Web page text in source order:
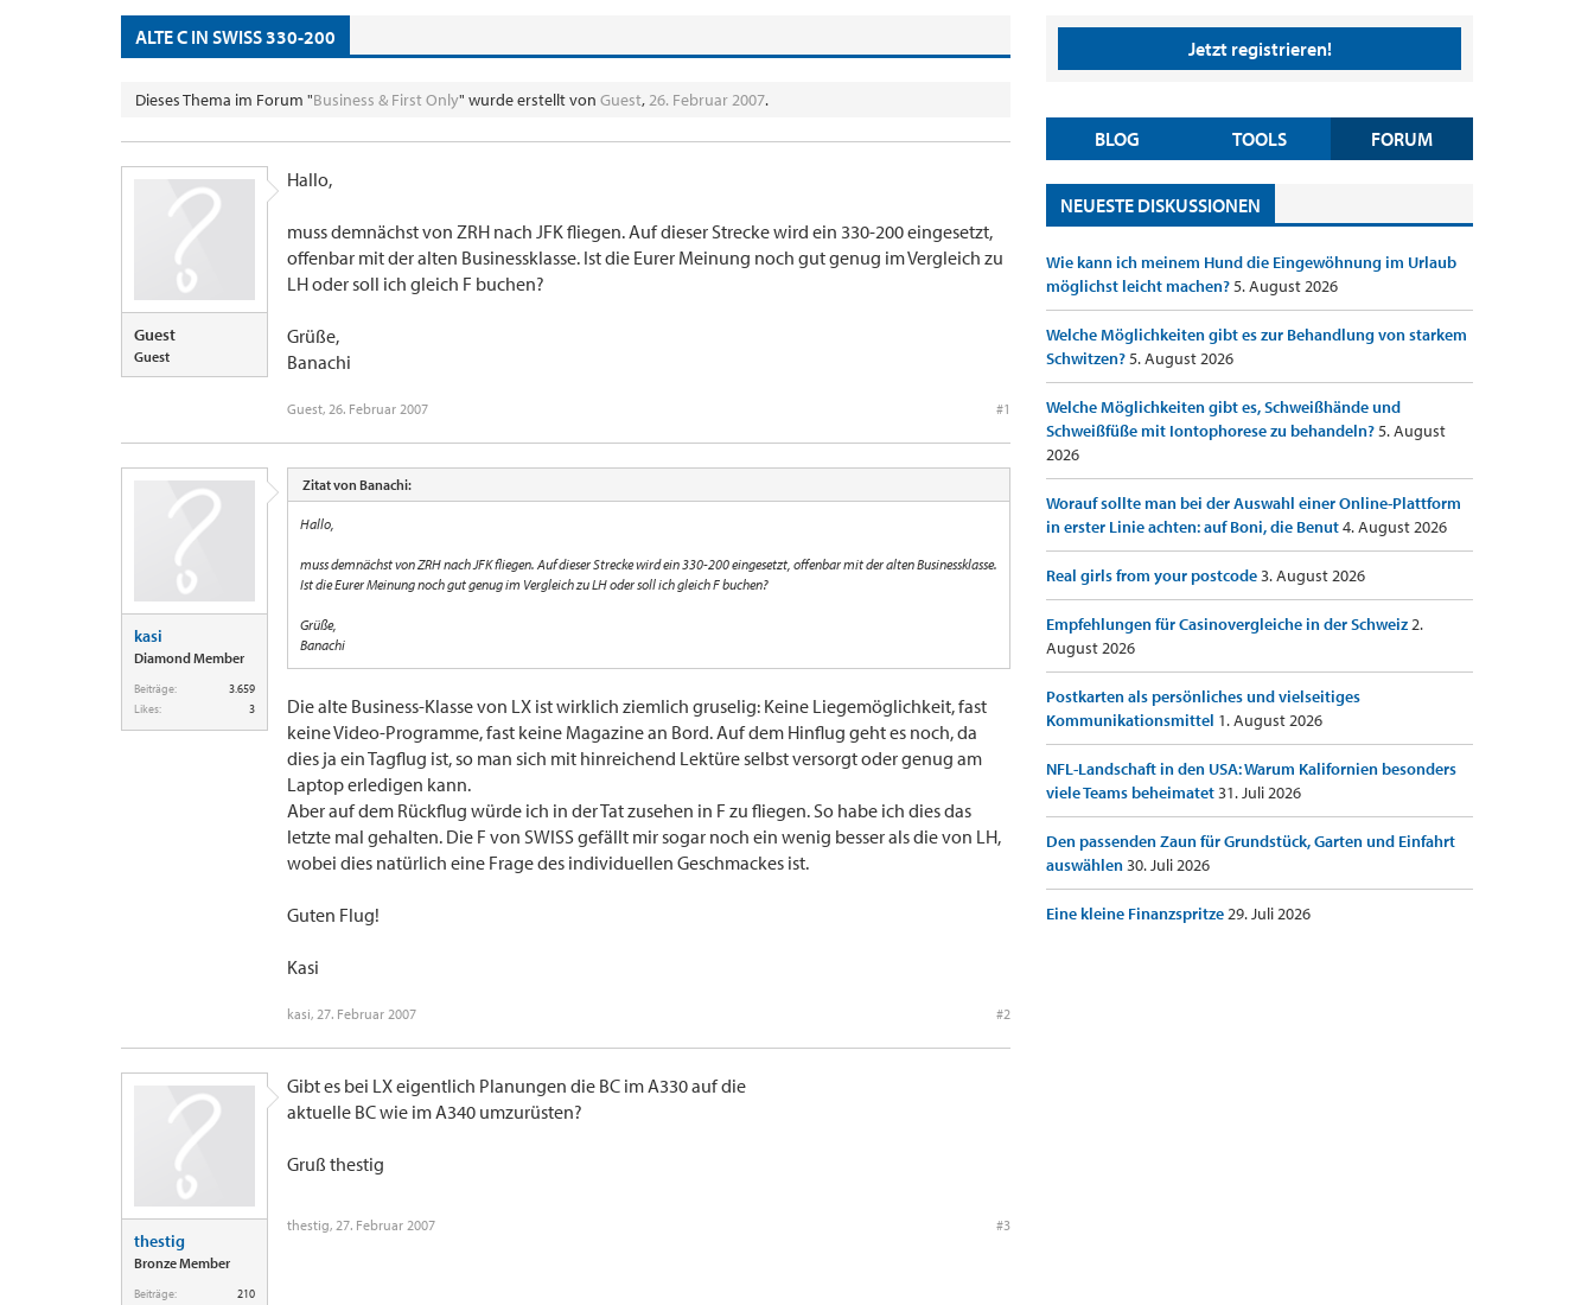
ALTE C IN SWISS 330-200
Dieses Thema im Forum "Business & First Only" wurde erstellt von Guest,26. Februar 2007.
Guest
Guest
Hallo,
muss demnächst von ZRH nach JFK fliegen. Auf dieser Strecke wird ein 330-200 eingesetzt,
offenbar mit der alten Businessklasse. Ist die Eurer Meinung noch gut genug im Vergleich zu
LH oder soll ich gleich F buchen?
Grüße,
Banachi
Guest, 26. Februar 2007 #1
kasi
Diamond Member
Beiträge:
3.659
Likes:
3
Zitat von Banachi:
Hallo,
muss demnächst von ZRH nach JFK fliegen. Auf dieser Strecke wird ein 330-200 eingesetzt, offenbar mit der alten Businessklasse.
Ist die Eurer Meinung noch gut genug im Vergleich zu LH oder soll ich gleich F buchen?
Grüße,
Banachi
Die alte Business-Klasse von LX ist wirklich ziemlich gruselig: Keine Liegemöglichkeit, fast
keine Video-Programme, fast keine Magazine an Bord. Auf dem Hinflug geht es noch, da
dies ja ein Tagflug ist, so man sich mit hinreichend Lektüre selbst versorgt oder genug am
Laptop erledigen kann.
Aber auf dem Rückflug würde ich in der Tat zusehen in F zu fliegen. So habe ich dies das
letzte mal gehalten. Die F von SWISS gefällt mir sogar noch ein wenig besser als die von LH,
wobei dies natürlich eine Frage des individuellen Geschmackes ist.
Guten Flug!
Kasi
kasi, 27. Februar 2007 #2
thestig
Bronze Member
Beiträge:
210
Gibt es bei LX eigentlich Planungen die BC im A330 auf die
aktuelle BC wie im A340 umzurüsten?
Gruß thestig
thestig, 27. Februar 2007 #3
Jetzt registrieren!
BLOG TOOLS FORUM
NEUESTE DISKUSSIONEN
Wie kann ich meinem Hund die Eingewöhnung im Urlaub
möglichst leicht machen?5. August 2026
Welche Möglichkeiten gibt es zur Behandlung von starkem
Schwitzen?5. August 2026
Welche Möglichkeiten gibt es, Schweißhände und
Schweißfüße mit Iontophorese zu behandeln?5. August
2026
Worauf sollte man bei der Auswahl einer Online-Plattform
in erster Linie achten: auf Boni, die Benut4. August 2026
Real girls from your postcode3. August 2026
Empfehlungen für Casinovergleiche in der Schweiz2.
August 2026
Postkarten als persönliches und vielseitiges
Kommunikationsmittel 1. August 2026
NFL-Landschaft in den USA: Warum Kalifornien besonders
viele Teams beheimatet31. Juli 2026
Den passenden Zaun für Grundstück, Garten und Einfahrt
auswählen30. Juli 2026
Eine kleine Finanzspritze29. Juli 2026